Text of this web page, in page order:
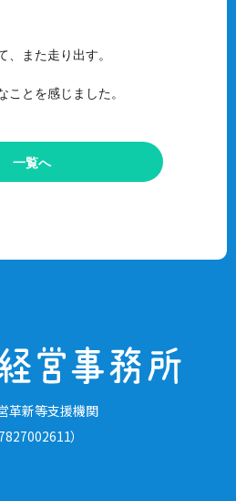
また走り出す。
とを感じました。
一覧へ
革新等支援機関
）